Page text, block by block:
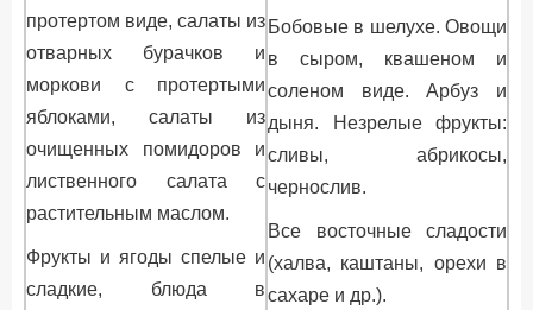
протертом виде, салаты из
отварных бурачков и
моркови с протертыми
яблоками, салаты из
очищенных помидоров и
лиственного салата с
растительным маслом.
Фрукты и ягоды спелые и
сладкие, блюда в
Бобовые в шелухе. Овощи
в сыром, квашеном и
соленом виде. Арбуз и
дыня. Незрелые фрукты:
сливы, абрикосы,
чернослив.
Все восточные сладости
(халва, каштаны, орехи в
сахаре и др.).